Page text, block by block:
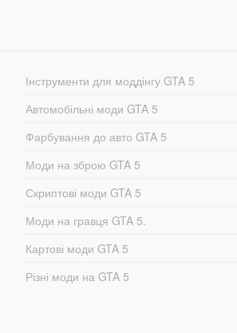
Інструменти для моддінгу GTA 5
Автомобільні моди GTA 5
Фарбування до авто GTA 5
Моди на зброю GTA 5
Скриптові моди GTA 5
Моди на гравця GTA 5.
Картові моди GTA 5
Різні моди на GTA 5